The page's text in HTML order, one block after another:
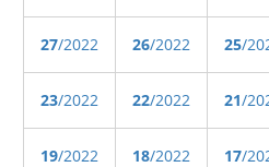
27/2022 26/2022 25/
23/2022 22/2022 21/
19/2022 18/2022 17/